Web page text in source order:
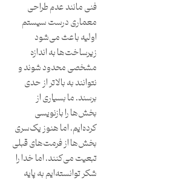
فنی مانند عدم طراحی
معماری درست سیستم
اولیه باعث می‌شود
زیرساخت‌ها به ‌اندازه
مشخصی محدود شوند و
نتوانند به بالاتر از حدی
برسند. ما بسیاری از
بخش‌ها را بازنویسی
کرده‌ایم، اما هنوز یک‌سری
بخش‌ها از فرمت‌های قبلی
تبعیت می‌کنند، اما خدا را
شکر توانسته‌ایم به پایه